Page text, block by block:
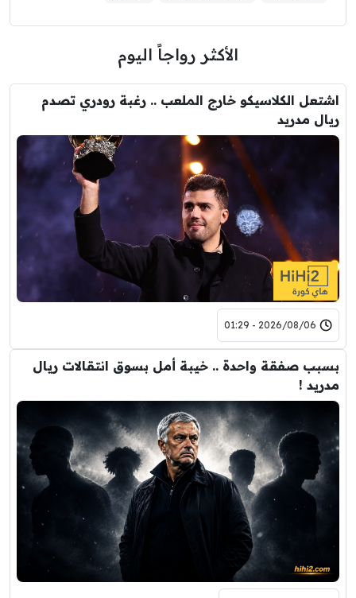
الأكثر رواجاً اليوم
اشتعل الكلاسيكو خارج الملعب .. رغبة رودري تصدم
ريال مدريد
2026/08/06 - 01:29
بسبب صفقة واحدة .. خيبة أمل بسوق انتقالات ريال
مدريد !